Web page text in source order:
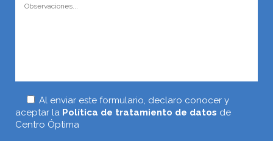
Al enviar este formulario, declaro conocer y
aceptar la Política de tratamiento de datos de
Centro Óptima